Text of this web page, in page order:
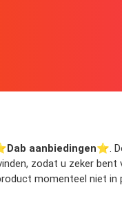
Dab aanbiedingen⭐️.
zodat u zeker bent
momenteel niet in